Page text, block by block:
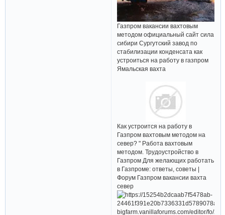
Газпром вакансии вахтовым
методом официальный сайт сила
сибири Сургутский завод по
стабилизации конденсата как
устроиться на работу в газпром
Ямальская вахта
Как устроится на работу в
Газпром вахтовым методом на
север? " Работа вахтовым
методом. Трудоустройство в
Газпром Для желающих работать
в Газпроме: ответы, советы |
Форум Газпром вакансии вахта
север